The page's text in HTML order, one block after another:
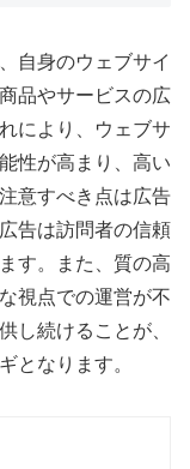
自身のウェブサイ
品やサービスの広
により、ウェブサ
性が高まり、高い
意すべき点は広告
告は訪問者の信頼
す。また、質の高
視点での運営が不
し続けることが、
となります。